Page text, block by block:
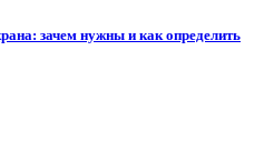
зачем нужны и как определить